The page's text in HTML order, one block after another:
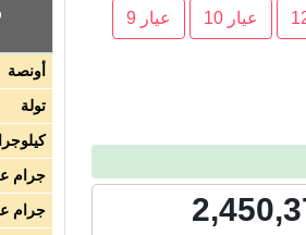
عيار 10 عيار 9
أونصة
تولة
جرام
جرام